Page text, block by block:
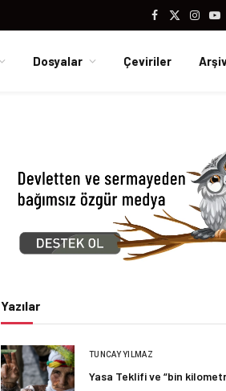
Facebook
X
Dosyalar Çeviriler
Yazılar
TUNCAY YILMAZ
Yasa Teklifi ve “bin